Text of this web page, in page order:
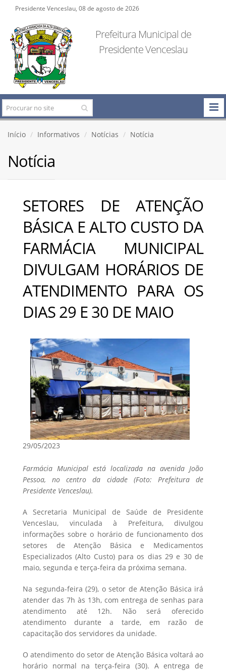
Presidente Venceslau, 08 de agosto de 2026
Prefeitura Municipal de
Presidente Venceslau
Início Informativos Notícias Notícia
Notícia
SETORES DE ATENÇÃO
BÁSICA E ALTO CUSTO DA
FARMÁCIA MUNICIPAL
DIVULGAM HORÁRIOS DE
ATENDIMENTO PARA OS
DIAS 29 E 30 DE MAIO
29/05/2023
Farmácia Municipal está localizada na avenida João
Pessoa, no centro da cidade (Foto: Prefeitura de
Presidente Venceslau).
A Secretaria Municipal de Saúde de Presidente
Venceslau, vinculada à Prefeitura, divulgou
informações sobre o horário de funcionamento dos
setores de Atenção Básica e Medicamentos
Especializados (Alto Custo) para os dias 29 e 30 de
maio, segunda e terça-feira da próxima semana.
Na segunda-feira (29), o setor de Atenção Básica irá
atender das 7h às 13h, com entrega de senhas para
atendimento até 12h. Não será oferecido
atendimento durante a tarde, em razão de
capacitação dos servidores da unidade.
O atendimento do setor de Atenção Básica voltará ao
horário normal na terça-feira (30). A entrega de